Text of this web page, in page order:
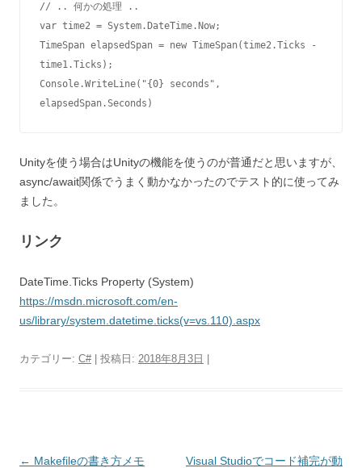
// .. 何かの処理 ..
var time2 = System.DateTime.Now;
TimeSpan elapsedSpan = new TimeSpan(time2.Ticks -
time1.Ticks);
Console.WriteLine("{0} seconds",
elapsedSpan.Seconds)
Unityを使う場合はUnityの機能を使うのが普通だと思いますが、
async/await関係でうまく動かなかったのでテスト的に使ってみ
ました。
リンク
DateTime.Ticks Property (System)
https://msdn.microsoft.com/en-
us/library/system.datetime.ticks(v=vs.110).aspx
カテゴリー: C#| 投稿日: 2018年8月3日
投
← Makefileの書き方メモ
Visual Studioでコード補完が動